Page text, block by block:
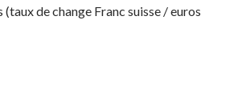
de change Franc suisse / euros